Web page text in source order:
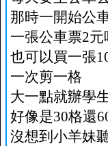
那時一開始公
一張公車票2
也可以買一張
一次剪一格
大一點就辦學
好像是30格還
沒想到小羊妹